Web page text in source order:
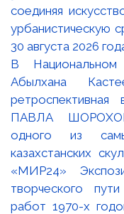
В
Абылхана
ПАВЛА
одного из
казахстанских
«МИР24»
творческого
работ 1970-х